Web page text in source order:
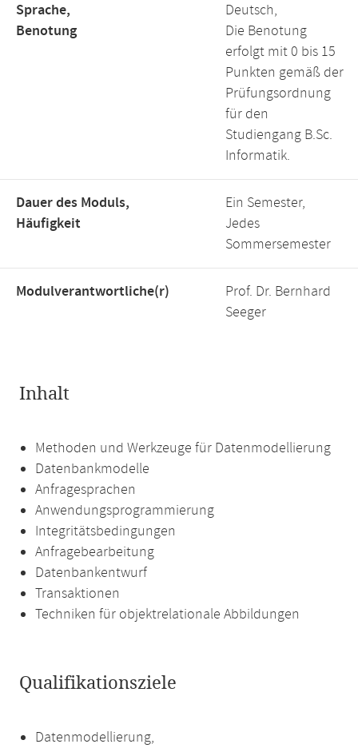
Sprache,
Benotung
Deutsch,
Die Benotung
erfolgt mit 0 bis 15
Punkten gemäß der
Prüfungsordnung
für den
Studiengang B.Sc.
Informatik.
Dauer des Moduls,
Häufigkeit
Ein Semester,
Jedes
Sommersemester
Modulverantwortliche(r)
Prof. Dr. Bernhard
Seeger
Inhalt
Methoden und Werkzeuge für Datenmodellierung
Datenbankmodelle
Anfragesprachen
Anwendungsprogrammierung
Integritätsbedingungen
Anfragebearbeitung
Datenbankentwurf
Transaktionen
Techniken für objektrelationale Abbildungen
Qualifikationsziele
Datenmodellierung,